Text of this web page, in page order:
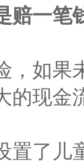
赔一笔
，如果
的现金
置了儿